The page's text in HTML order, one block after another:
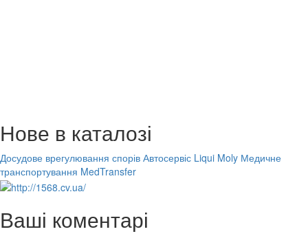
Нове в каталозі
Досудове врегулювання спорів Автосервіс Liqui Moly Медичне
транспортування MedTransfer
Ваші коментарі